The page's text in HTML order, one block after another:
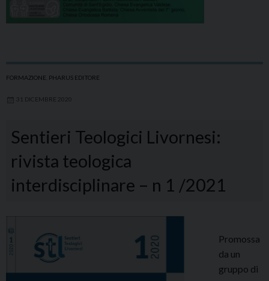
FORMAZIONE PHARUS EDITORE
31 DICEMBRE 2020
Sentieri Teologici Livornesi:
rivista teologica
interdisciplinare – n 1 /2021
Promossa
da un
gruppo di